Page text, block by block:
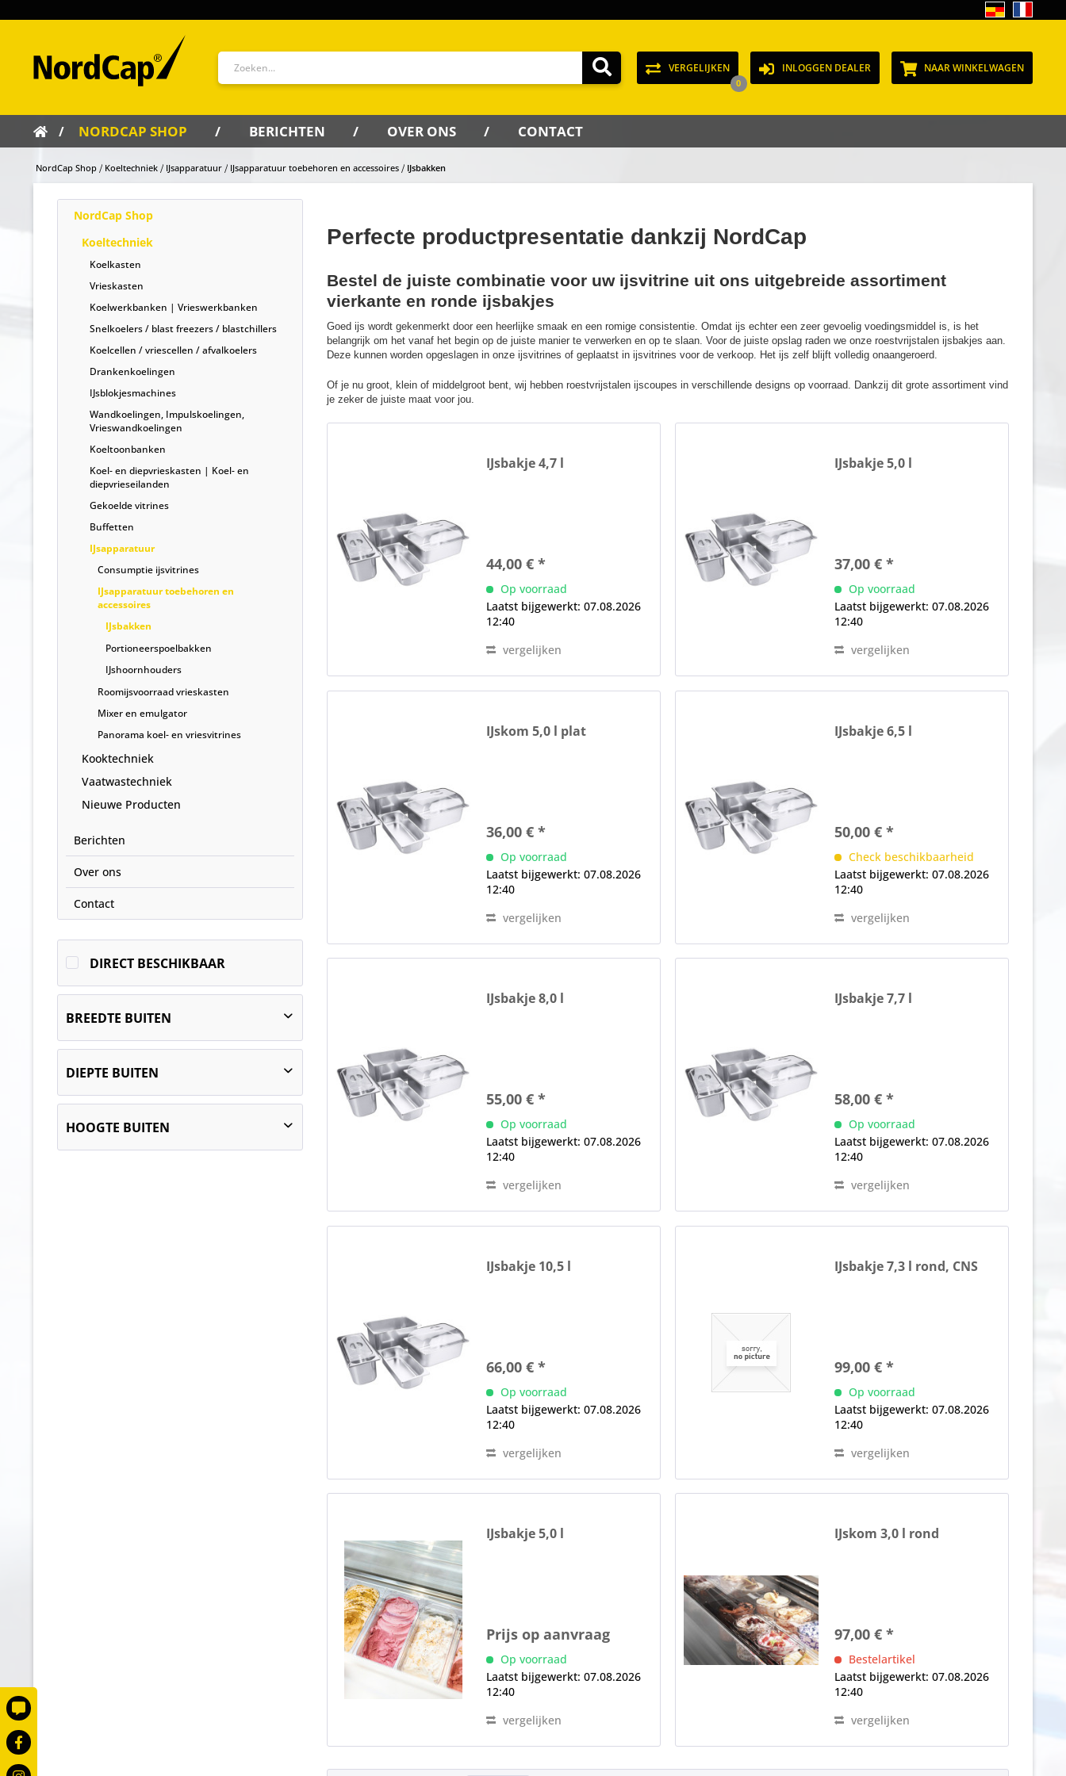
VERGELIJKEN
0
INLOGGEN DEALER NAAR WINKELWAGEN
NORDCAP SHOP BERICHTEN OVER ONS CONTACT
NordCap Shop Koeltechniek IJsapparatuur IJsapparatuur toebehoren en accessoires IJsbakken
NordCap Shop
Koeltechniek
Koelkasten
Vrieskasten
Koelwerkbanken | Vrieswerkbanken
Snelkoelers / blast freezers / blastchillers
Koelcellen / vriescellen / afvalkoelers
Drankenkoelingen
IJsblokjesmachines
Wandkoelingen, Impulskoelingen,
Vrieswandkoelingen
Koeltoonbanken
Koel- en diepvrieskasten | Koel- en
diepvrieseilanden
Gekoelde vitrines
Buffetten
IJsapparatuur
Consumptie ijsvitrines
IJsapparatuur toebehoren en
accessoires
IJsbakken
Portioneerspoelbakken
IJshoornhouders
Roomijsvoorraad vrieskasten
Mixer en emulgator
Panorama koel- en vriesvitrines
Kooktechniek
Vaatwastechniek
Nieuwe Producten
Berichten
Over ons
Contact
DIRECT BESCHIKBAAR
BREEDTE BUITEN
360
DIEPTE BUITEN
HOOGTE BUITEN
Perfecte productpresentatie dankzij NordCap
Bestel de juiste combinatie voor uw ijsvitrine uit ons uitgebreide assortiment
vierkante en ronde ijsbakjes
Goed ijs wordt gekenmerkt door een heerlijke smaak en een romige consistentie. Omdat ijs echter een zeer gevoelig voedingsmiddel is, is het
belangrijk om het vanaf het begin op de juiste manier te verwerken en op te slaan. Voor de juiste opslag raden we onze roestvrijstalen ijsbakjes aan.
Deze kunnen worden opgeslagen in onze ijsvitrines of geplaatst in ijsvitrines voor de verkoop. Het ijs zelf blijft volledig onaangeroerd.
Of je nu groot, klein of middelgroot bent, wij hebben roestvrijstalen ijscoupes in verschillende designs op voorraad. Dankzij dit grote assortiment vind
je zeker de juiste maat voor jou.
IJsbakje 4,7 l
44,00 € *
Op voorraad
Laatst bijgewerkt: 07.08.2026
12:40
vergelijken
IJsbakje 5,0 l
37,00 € *
Op voorraad
Laatst bijgewerkt: 07.08.2026
12:40
vergelijken
IJskom 5,0 l plat
36,00 € *
Op voorraad
Laatst bijgewerkt: 07.08.2026
12:40
vergelijken
IJsbakje 6,5 l
50,00 € *
Check beschikbaarheid
Laatst bijgewerkt: 07.08.2026
12:40
vergelijken
IJsbakje 8,0 l
55,00 € *
Op voorraad
Laatst bijgewerkt: 07.08.2026
12:40
vergelijken
IJsbakje 7,7 l
58,00 € *
Op voorraad
Laatst bijgewerkt: 07.08.2026
12:40
vergelijken
IJsbakje 10,5 l
66,00 € *
Op voorraad
Laatst bijgewerkt: 07.08.2026
12:40
vergelijken
IJsbakje 7,3 l rond, CNS
99,00 € *
Op voorraad
Laatst bijgewerkt: 07.08.2026
12:40
vergelijken
IJsbakje 5,0 l
Prijs op aanvraag
Op voorraad
Laatst bijgewerkt: 07.08.2026
12:40
vergelijken
IJskom 3,0 l rond
97,00 € *
Bestelartikel
Laatst bijgewerkt: 07.08.2026
12:40
vergelijken